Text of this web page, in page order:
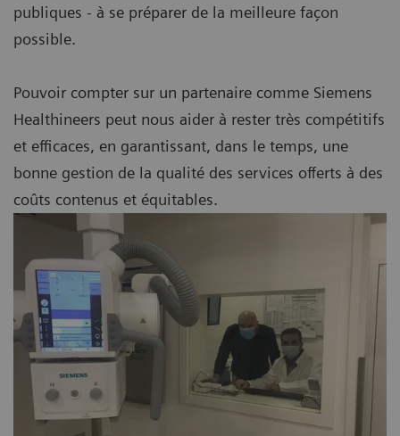
publiques - à se préparer de la meilleure façon
possible.
Pouvoir compter sur un partenaire comme Siemens
Healthineers peut nous aider à rester très compétitifs
et efficaces, en garantissant, dans le temps, une
bonne gestion de la qualité des services offerts à des
coûts contenus et équitables.